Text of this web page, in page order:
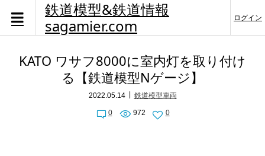
鉄道模型&鉄道情報
sagamier.com
ログイン
KATO ワサフ8000に室内灯を取り付け
る【鉄道模型Nゲージ】
2022.05.14 鉄道模型車両
0 972 0